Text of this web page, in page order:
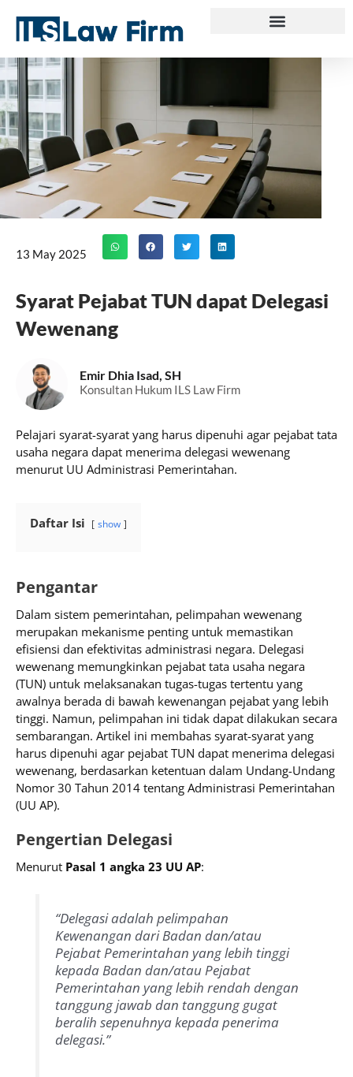
content
13 May 2025
Syarat Pejabat TUN dapat Delegasi
Wewenang
Emir Dhia Isad, SH
Konsultan Hukum ILS Law Firm
Pelajari syarat-syarat yang harus dipenuhi agar pejabat tata
usaha negara dapat menerima delegasi wewenang
menurut UU Administrasi Pemerintahan.
Daftar Isi show
Pengantar
Dalam sistem pemerintahan, pelimpahan wewenang
merupakan mekanisme penting untuk memastikan
efisiensi dan efektivitas administrasi negara. Delegasi
wewenang memungkinkan pejabat tata usaha negara
(TUN) untuk melaksanakan tugas-tugas tertentu yang
awalnya berada di bawah kewenangan pejabat yang lebih
tinggi. Namun, pelimpahan ini tidak dapat dilakukan secara
sembarangan. Artikel ini membahas syarat-syarat yang
harus dipenuhi agar pejabat TUN dapat menerima delegasi
wewenang, berdasarkan ketentuan dalam Undang-Undang
Nomor 30 Tahun 2014 tentang Administrasi Pemerintahan
(UU AP).
Pengertian Delegasi
Menurut Pasal 1 angka 23 UU AP:
“Delegasi adalah pelimpahan
Kewenangan dari Badan dan/atau
Pejabat Pemerintahan yang lebih tinggi
kepada Badan dan/atau Pejabat
Pemerintahan yang lebih rendah dengan
tanggung jawab dan tanggung gugat
beralih sepenuhnya kepada penerima
delegasi.”